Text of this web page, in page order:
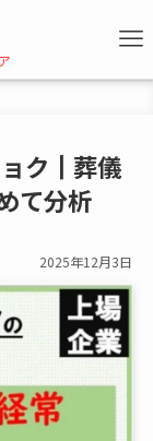
ョク┃葬儀
て分析
2025年12月3日